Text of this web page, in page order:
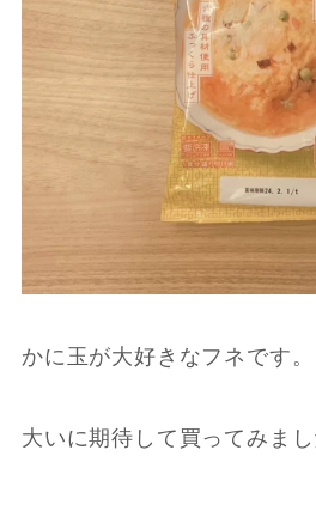
かに玉が大好きなフネです。
大いに期待して買ってみま